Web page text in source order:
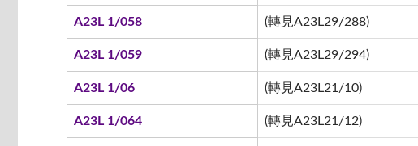
A23L 1/058 (轉見A23L29/288)
A23L 1/059 (轉見A23L29/294)
A23L 1/06 (轉見A23L21/10)
A23L 1/064 (轉見A23L21/12)